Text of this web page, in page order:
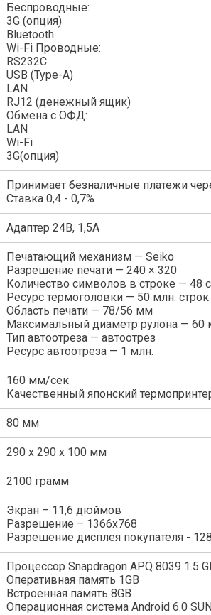
Беспроводные:
3G (опция)
Bluetooth
Wi-Fi Проводные:
RS232C
USB (Type-A)
LAN
RJ12 (денежный ящик)
Обмена с ОФД:
LAN
Wi-Fi
3G(опция)
Принимает безналичные платежи
Ставка 0,4 - 0,7%
Адаптер 24В, 1,5А
Печатающий механизм — Seiko
Разрешение печати — 240 × 320
Количество символов в строке — 48
Ресурс термоголовки — 50 млн. строк
Область печати — 78/56 мм
Максимальный диаметр рулона — 60
Тип автоотреза — автоотрез
Ресурс автоотреза — 1 млн.
160 мм/сек
Качественный японский
80 мм
290 х 290 х 100 мм
2100 грамм
Экран – 11,6 дюймов
Разрешение – 1366х768
Разрешение дисплея покупателя -
Процессор Snapdragon APQ 8039 1.5
Оперативная память 1GB
Встроенная память 8GB
Операционная система Android 6.0